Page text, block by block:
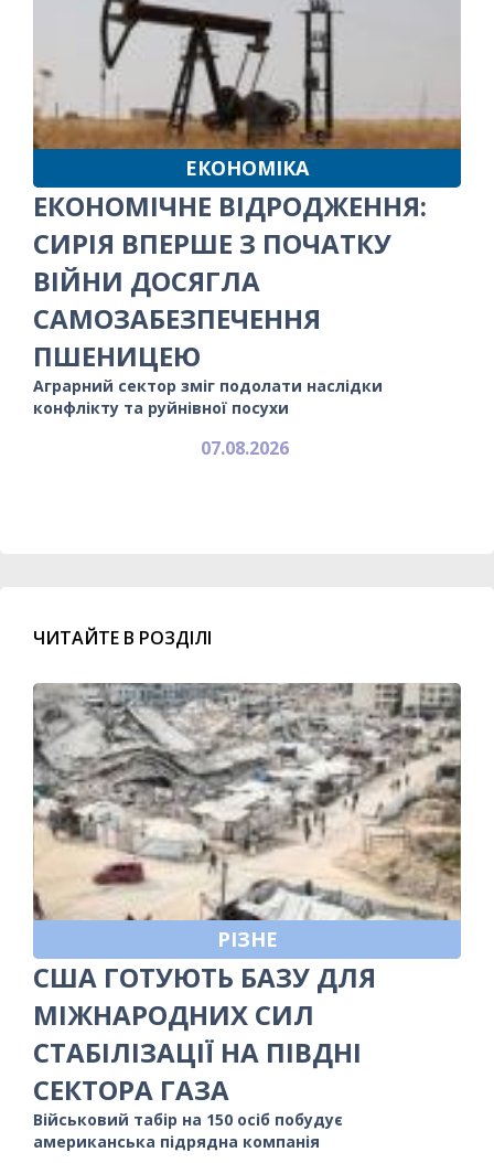
ЕКОНОМІКА
ЕКОНОМІЧНЕ ВІДРОДЖЕННЯ:
СИРІЯ ВПЕРШЕ З ПОЧАТКУ
ВІЙНИ ДОСЯГЛА
САМОЗАБЕЗПЕЧЕННЯ
ПШЕНИЦЕЮ
Аграрний сектор зміг подолати наслідки
конфлікту та руйнівної посухи
07.08.2026
ЧИТАЙТЕ В РОЗДІЛІ
РІЗНЕ
США ГОТУЮТЬ БАЗУ ДЛЯ
МІЖНАРОДНИХ СИЛ
СТАБІЛІЗАЦІЇ НА ПІВДНІ
СЕКТОРА ГАЗА
Військовий табір на 150 осіб побудує
американська підрядна компанія